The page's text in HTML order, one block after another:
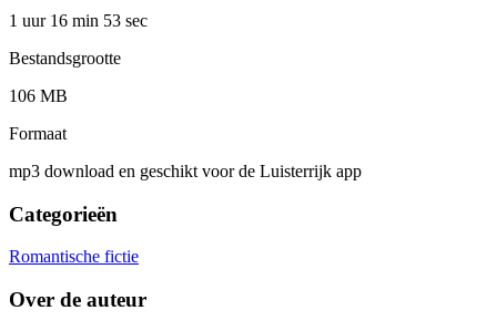
1 uur 16 min 53 sec
Bestandsgrootte
106 MB
Formaat
mp3 download en geschikt voor de Luisterrijk app
Categorieën
Romantische fictie
Over de auteur